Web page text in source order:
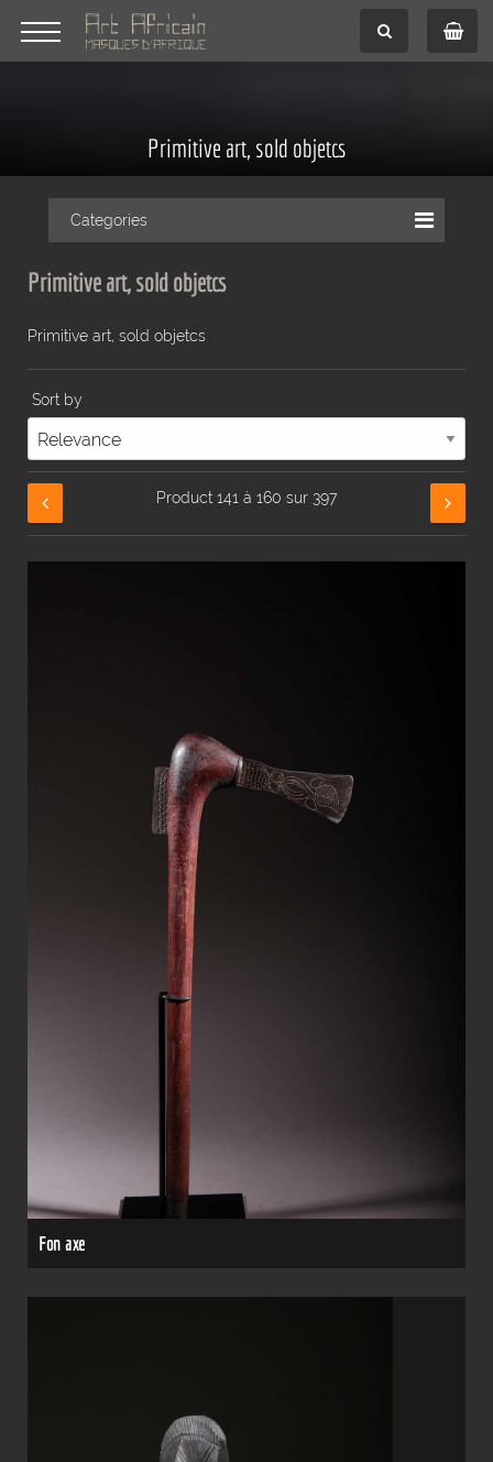
Primitive art, sold objetcs
Categories
Primitive art, sold objetcs
Primitive art, sold objetcs
Sort by
Product 141 à 160 sur 397
Fon axe